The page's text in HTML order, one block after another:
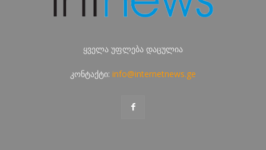
ყველა უფლება დაცულია
კონტაქტი: info@internetnews.ge